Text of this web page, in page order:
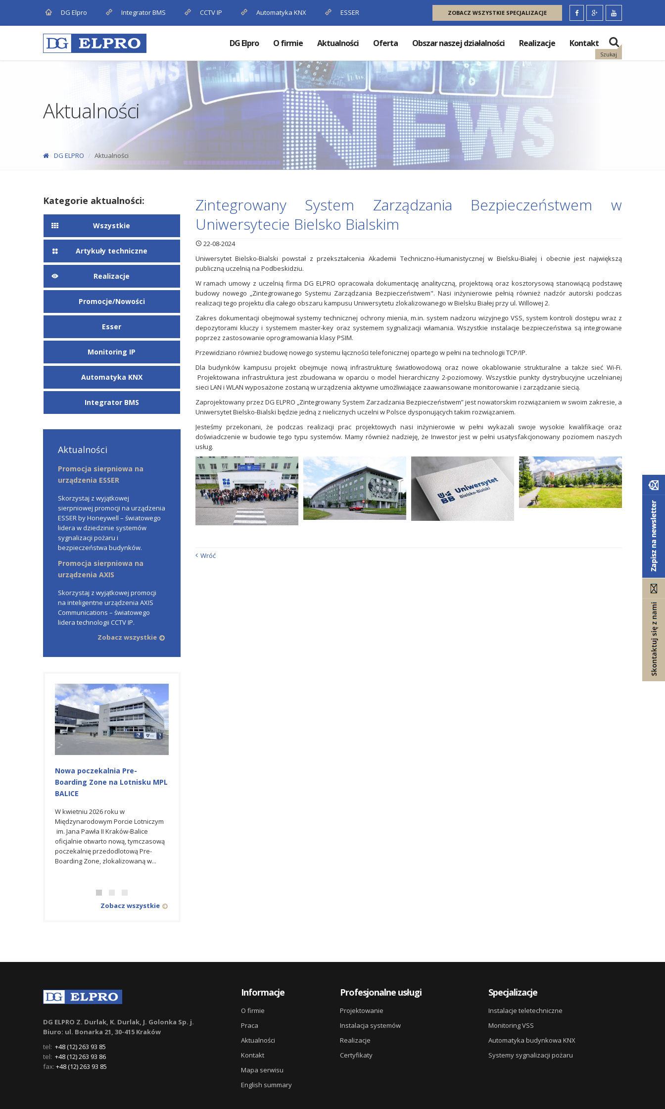
DG Elpro Integrator BMS CCTV IP Automatyka KNX ESSER ZOBACZ WSZYSTKIE SPECJALIZACJE
Szukaj
DG Elpro O firmie Aktualności Oferta Obszar naszej działalności Realizacje Kontakt
Aktualności
DG ELPRO Aktualności
Zintegrowany System Zarządzania Bezpieczeństwem w
Uniwersytecie Bielsko Bialskim
22-08-2024
Uniwersytet Bielsko-Bialski powstał z przekształcenia Akademii Techniczno-Humanistycznej w Bielsku-Białej i obecnie jest największą
publiczną uczelnią na Podbeskidziu.
W ramach umowy z uczelnią firma DG ELPRO opracowała dokumentację analityczną, projektową oraz kosztorysową stanowiącą podstawę
budowy nowego „Zintegrowanego Systemu Zarządzania Bezpieczeństwem". Nasi inżynierowie pełnią również nadzór autorski podczas
realizacji tego projektu dla całego obszaru kampusu Uniwersytetu zlokalizowanego w Bielsku Białej przy ul. Willowej 2.
Zakres dokumentacji obejmował systemy technicznej ochrony mienia, m.in. system nadzoru wizyjnego VSS, system kontroli dostępu wraz z
depozytorami kluczy i systemem master-key oraz systemem sygnalizacji włamania. Wszystkie instalacje bezpieczeństwa są integrowane
poprzez zastosowanie oprogramowania klasy PSIM.
Przewidziano również budowę nowego systemu łączności telefonicznej opartego w pełni na technologii TCP/IP.
Dla budynków kampusu projekt obejmuje nową infrastrukturę światłowodową oraz nowe okablowanie strukturalne a także sieć Wi-Fi.
Projektowana infrastruktura jest zbudowana w oparciu o model hierarchiczny 2-poziomowy. Wszystkie punkty dystrybucyjne uczelnianej
sieci LAN i WLAN wyposażone zostaną w urządzenia aktywne umożliwiające zaawansowane monitorowanie i zarządzanie siecią.
Zaprojektowany przez DG ELPRO „Zintegrowany System Zarzadzania Bezpieczeństwem” jest nowatorskim rozwiązaniem w swoim zakresie, a
Uniwersytet Bielsko-Bialski będzie jedną z nielicznych uczelni w Polsce dysponujących takim rozwiązaniem.
Jesteśmy przekonani, że podczas realizacji prac projektowych nasi inżynierowie w pełni wykazali swoje wysokie kwalifikacje oraz
doświadczenie w budowie tego typu systemów. Mamy również nadzieję, że Inwestor jest w pełni usatysfakcjonowany poziomem naszych
usług.
Wróć
Kategorie aktualności:
Wszystkie
Artykuły techniczne
Realizacje
Promocje/Nowości
Esser
Monitoring IP
Automatyka KNX
Integrator BMS
Aktualności
Promocja sierpniowa na
urządzenia ESSER
Skorzystaj z wyjątkowej
sierpniowej promocji na urządzenia
ESSER by Honeywell – światowego
lidera w dziedzinie systemów
sygnalizacji pożaru i
bezpieczeństwa budynków.
Promocja sierpniowa na
urządzenia AXIS
Skorzystaj z wyjątkowej promocji
na inteligentne urządzenia AXIS
Communications – światowego
lidera technologii CCTV IP.
Zobacz wszystkie
Nowa poczekalnia Pre-
Boarding Zone na Lotnisku MPL
W kwietniu 2026 roku w
Międzynarodowym Porcie Lotniczym
im. Jana Pawła II Kraków-Balice
oficjalnie otwarto nową, tymczasową
poczekalnię przedodlotową Pre-
Boarding Zone, zlokalizowaną w...
Budowa Stacji ST10BIS w
Międzynarodowym Porcie
Dla Generalnego Wykonawcy firmy
Mostostal Warszawa który podpisał
także umowę na budowę budynku
stacji transformatorowej ST10BIS
wraz z infrastrukturą towarzyszącą
Zobacz wszystkie
DG ELPRO Z. Durlak, K. Durlak, J. Golonka Sp. j.
Biuro: ul. Bonarka 21, 30-415 Kraków
tel: +48 (12) 263 93 85
tel: +48 (12) 263 93 86
fax: +48 (12) 263 93 85
Informacje
O firmie
Praca
Aktualności
Kontakt
Mapa serwisu
English summary
Profesjonalne usługi
Projektowanie
Instalacja systemów
Realizacje
Certyfikaty
Specjalizacje
Instalacje teletechniczne
Monitoring VSS
Automatyka budynkowa KNX
Systemy sygnalizacji pożaru